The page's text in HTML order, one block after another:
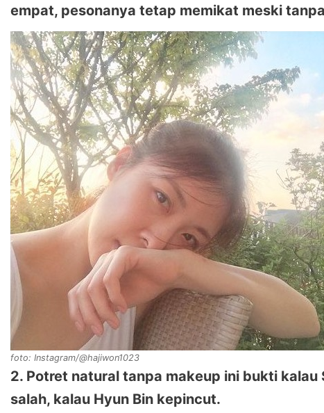
empat, pesonanya tetap memikat meski
foto: Instagram/@hajiwon1023
2. Potret natural tanpa makeup ini bukti
salah, kalau Hyun Bin kepincut.